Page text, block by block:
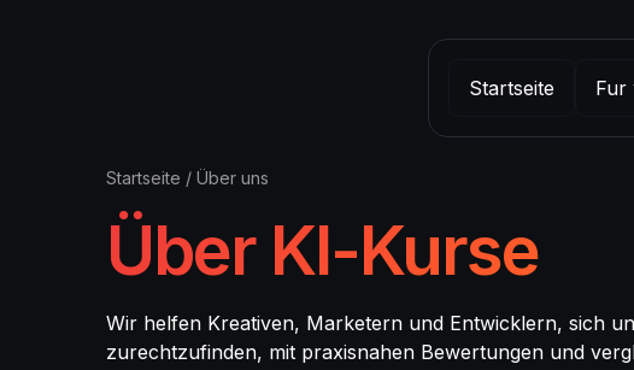
Startseite Fur
Startseite / Über uns
Über KI-Kurse
Wir helfen Kreativen, Marketern und Entwicklern, sich
zurechtzufinden, mit praxisnahen Bewertungen und